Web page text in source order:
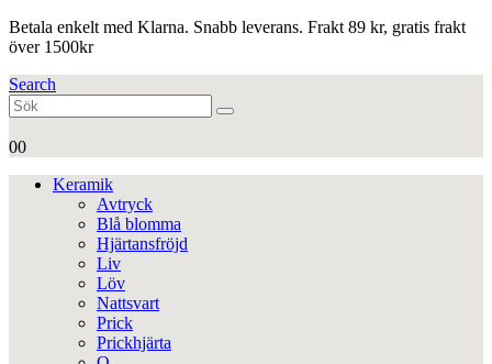
Betala enkelt med Klarna. Snabb leverans. Frakt 89 kr, gratis frakt
över 1500kr
Search
00
Keramik
Avtryck
Blå blomma
Hjärtansfröjd
Liv
Löv
Nattsvart
Prick
Prickhjärta